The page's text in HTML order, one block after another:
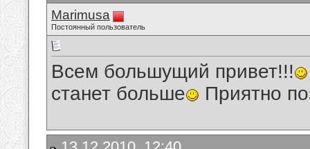
Marimusa
Постоянный пользователь
Всем большущий привет!!!
станет больше
Приятно